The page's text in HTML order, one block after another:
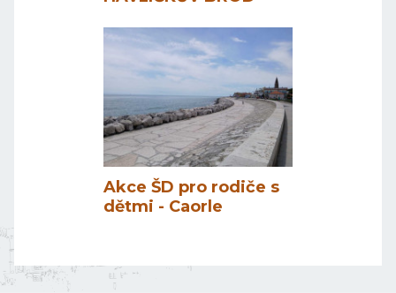
Akce ŠD pro rodiče s
dětmi - Caorle